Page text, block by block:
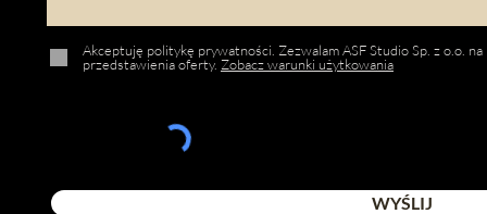
Akceptuję politykę prywatności. Zezwalam ASF Studio Sp. z o.o.
przedstawienia oferty. Zobacz warunki użytkowania
WYŚLIJ